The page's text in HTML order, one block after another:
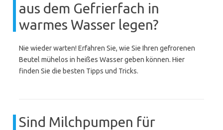
aus dem Gefrierfach in
warmes Wasser legen?
Nie wieder warten! Erfahren Sie, wie Sie Ihren gefrorenen
Beutel mühelos in heißes Wasser geben können. Hier
finden Sie die besten Tipps und Tricks.
Sind Milchpumpen für